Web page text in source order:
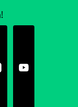
Youtube